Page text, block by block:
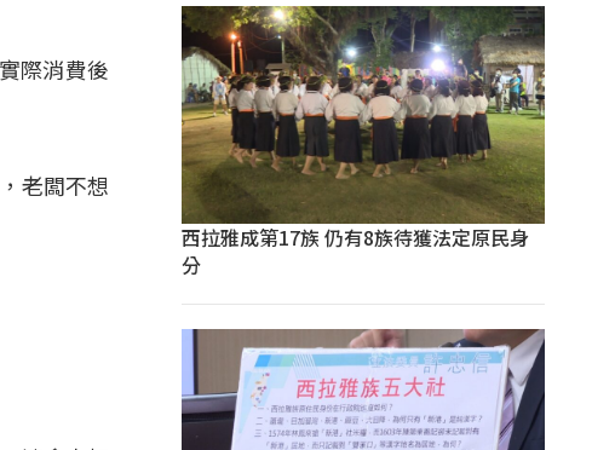
際消費後
老闆不想
西拉雅成第17族 仍有8族待獲法定原民身
分